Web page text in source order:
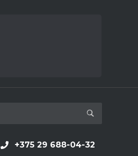
+375 29 688-04-32